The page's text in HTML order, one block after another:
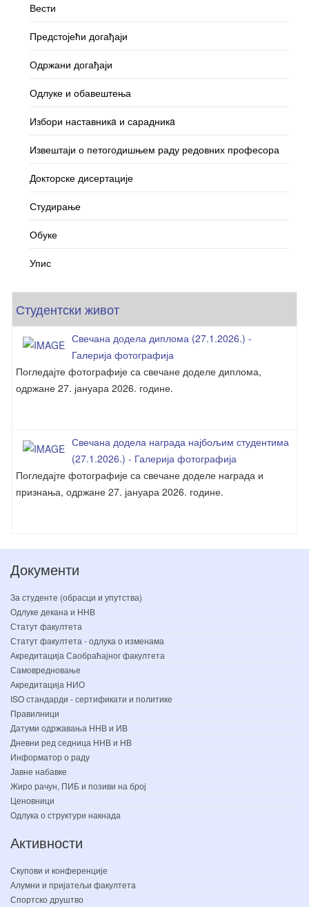
Вести
Предстојећи догађаји
Одржани догађаји
Одлуке и обавештења
Избори наставникa и сарадникa
Извештаји о петогодишњем раду редовних професора
Докторске дисертације
Студирање
Обуке
Упис
Студентски живот
Свечана додела диплома (27.1.2026.) -
Галерија фотографија
Погледајте фотографије са свечане доделе диплома,
одржане 27. јануара 2026. године.
Свечана додела награда најбољим студентима
(27.1.2026.) - Галерија фотографија
Погледајте фотографије са свечане доделе награда и
признања, одржане 27. јануара 2026. године.
Документи
За студенте (обрасци и упутства)
Одлуке декана и ННВ
Статут факултета
Статут факултета - одлука о изменама
Акредитација Саобраћајног факултета
Самовредновање
Акредитација НИО
ISO стандарди - сертификати и политике
Правилници
Датуми одржавања ННВ и ИВ
Дневни ред седница ННВ и НВ
Информатор о раду
Јавне набавке
Жиро рачун, ПИБ и позиви на број
Ценовници
Одлука о структури накнада
Активности
Скупови и конференције
Алумни и пријатељи факултета
Спортско друштво